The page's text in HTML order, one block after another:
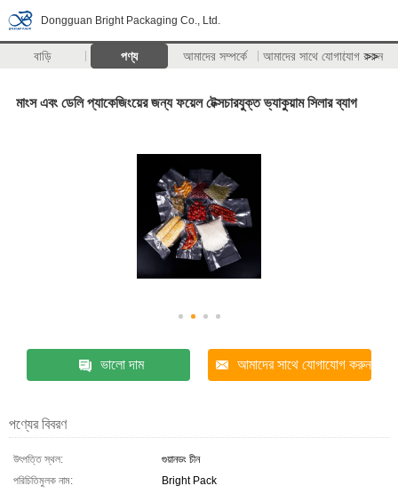
Dongguan Bright Packaging Co., Ltd.
বাড়ি পণ্য আমাদের সম্পর্কে আমাদের সাথে যোগাযোগ করুন
>>
মাংস এবং ডেলি প্যাকেজিংয়ের জন্য ফয়েল টেক্সচারযুক্ত ভ্যাকুয়াম সিলার ব্যাগ
ভালো দাম আমাদের সাথে যোগাযোগ করুন
পণ্যের বিবরণ
উৎপত্তি স্থল:
গুয়ানডং চীন
পরিচিতিমুলক নাম:
Bright Pack